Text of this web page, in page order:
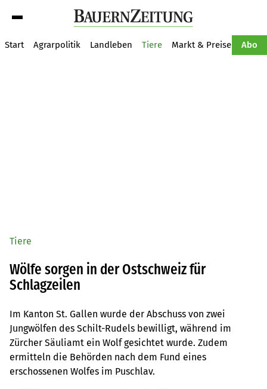
Start Agrarpolitik Landleben Tiere Markt & Preise Abo
Tiere
Wölfe sorgen in der Ostschweiz für
Schlagzeilen
Im Kanton St. Gallen wurde der Abschuss von zwei
Jungwölfen des Schilt-Rudels bewilligt, während im
Zürcher Säuliamt ein Wolf gesichtet wurde. Zudem
ermitteln die Behörden nach dem Fund eines
erschossenen Wolfes im Puschlav.